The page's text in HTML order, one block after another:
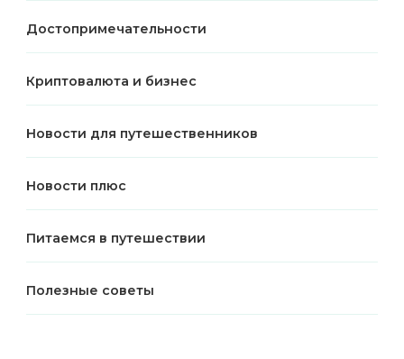
Достопримечательности
Криптовалюта и бизнес
Новости для путешественников
Новости плюс
Питаемся в путешествии
Полезные советы